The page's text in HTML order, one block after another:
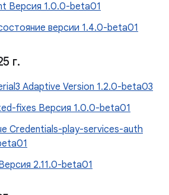
Версия 1.0.0-beta01
версии 1.4.0-beta01
г.
Adaptive Version 1.2.0-beta03
fixes Версия 1.0.0-beta01
Credentials-play-services-auth
2.11.0-beta01